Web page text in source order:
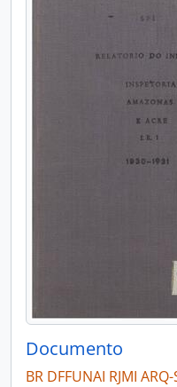
Documento
BR DFFUNAI RJMI